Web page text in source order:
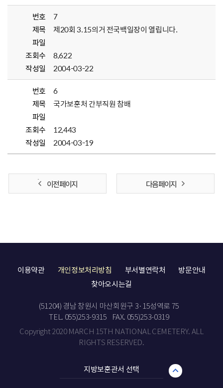
번호
7
제목
제20회 3.15의거 전국백일장이 열립니다.
파일
조회수
8,622
작성일
2004-03-22
번호
6
제목
국가보훈처 간부직원 참배
파일
조회수
12,443
작성일
2004-03-19
이전 페이지 다음 페이지
이용약관 개인정보처리방침 부서별연락처
방문안내
찾아오시는길
(51204) 경남 창원시 마산회원구 3·15성역로 75
TEL. 055)253-9315
FAX. 055)253-0319
Copyright 2020 MARCH 15TH NATIONAL CEMETERY. ALL
RIGHTS RESERVED.
지방보훈관서 선택